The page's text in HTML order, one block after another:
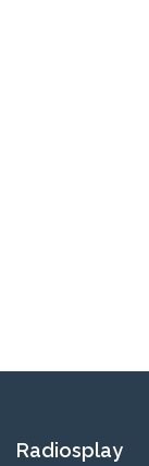
Radiosplay